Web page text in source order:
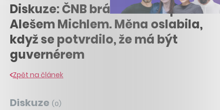
Diskuze: ČNB brání korunu před
Alešem Michlem. Měna oslabila,
když se potvrdilo, že má být
guvernérem
Zpět na článek
Diskuze (0)